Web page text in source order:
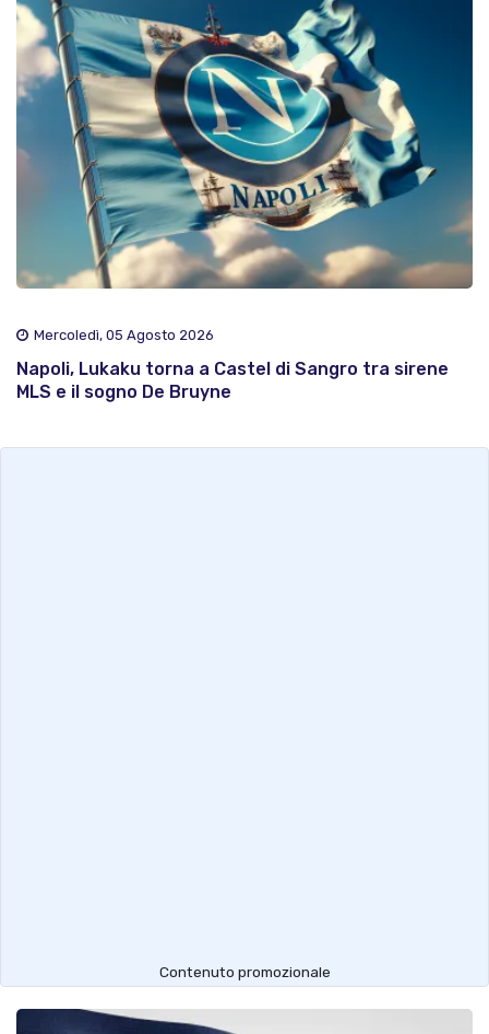
Mercoledì, 05 Agosto 2026
Napoli, Lukaku torna a Castel di Sangro tra sirene
MLS e il sogno De Bruyne
Contenuto promozionale